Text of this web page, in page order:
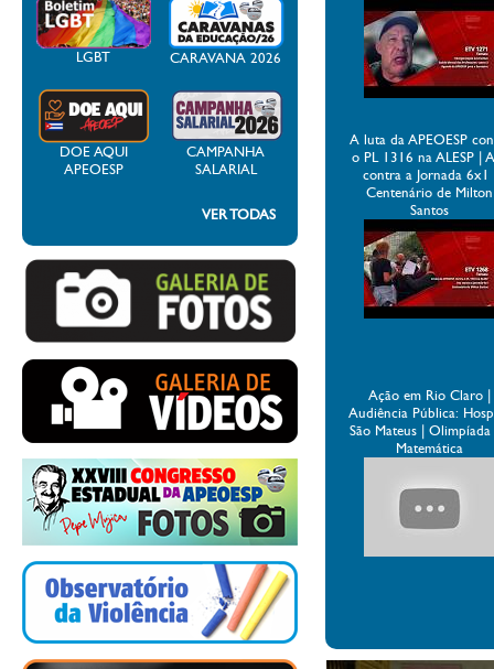
LGBT CARAVANA 2026
DOE AQUI
APEOESP
CAMPANHA
SALARIAL
VER TODAS
A luta da APEOESP
o PL 1316 na ALESP |
contra a Jornada 6x1
Centenário de Milton
Santos
Ação em Rio Claro |
Audiência Pública:
São Mateus |
Matemática